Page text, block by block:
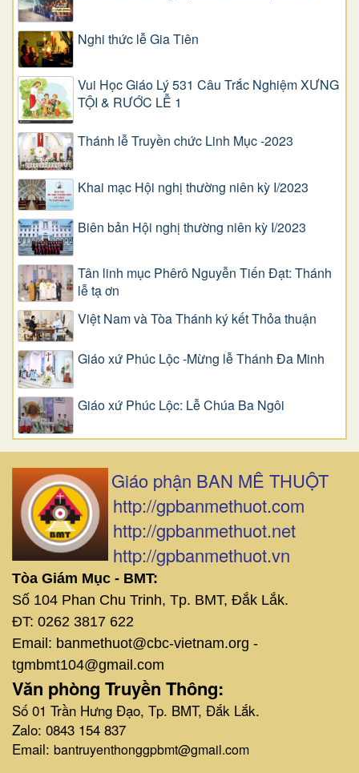
Nghi thức lễ Gia Tiên
Vui Học Giáo Lý 531 Câu Trắc Nghiệm XƯNG
TỘI & RƯỚC LỄ 1
Thánh lễ Truyền chức Linh Mục -2023
Khai mạc Hội nghị thường niên kỳ I/2023
Biên bản Hội nghị thường niên kỳ I/2023
Tân linh mục Phêrô Nguyễn Tiến Đạt: Thánh
lễ tạ ơn
Việt Nam và Tòa Thánh ký kết Thỏa thuận
Giáo xứ Phúc Lộc -Mừng lễ Thánh Đa Minh
Giáo xứ Phúc Lộc: Lễ Chúa Ba Ngôi
Giáo phận BAN MÊ THUỘT
http://gpbanmethuot.com
http://gpbanmethuot.net
http://gpbanmethuot.vn
Tòa Giám Mục - BMT:
Số 104 Phan Chu Trinh, Tp. BMT, Đắk Lắk.
ĐT: 0262 3817 622
Email: banmethuot@cbc-vietnam.org -
tgmbmt104@gmail.com
Văn phòng Truyền Thông:
Số 01 Trần Hưng Đạo, Tp. BMT, Đắk Lắk.
Zalo: 0843 154 837
Email: bantruyenthonggpbmt@gmail.com